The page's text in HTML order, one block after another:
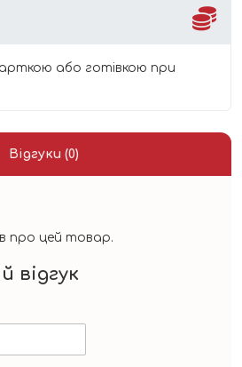
або готівкою при
Відгуки (0)
про цей товар.
відгук